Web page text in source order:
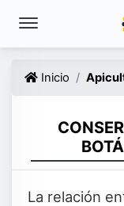
Inicio
La relación